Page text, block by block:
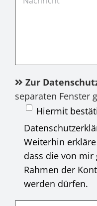
Zur
separaten Fenster
Hiermit
Weiterhin
dass die von mir
Rahmen der
werden dürfen.